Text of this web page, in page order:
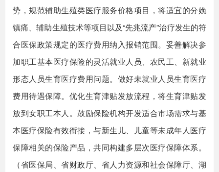
势，规范辅助生殖类医疗服务价格项目，将适宜的分娩
镇痛、辅助生殖技术等项目以及“先兆流产”治疗发生的符
合医保政策规定的医疗费用纳入报销范围。妥善解决参
加职工基本医疗保险的灵活就业人员、农民工、新就业
形态人员生育医疗费用问题。做好未就业人员生育医疗
费用待遇保障。优化生育津贴发放流程，将生育津贴发
放到女职工本人。鼓励保险机构开发适合市场需求与基
本医疗保险有效衔接，与新生儿、儿童等未成年人医疗
保障相关的保险产品，共同构建多层次医疗保障体系。
（省医保局、省财政厅、省人力资源和社会保障厅、湖